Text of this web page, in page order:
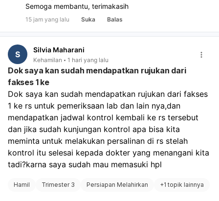
Semoga membantu, terimakasih
15 jam yang lalu Suka Balas
S Silvia Maharani
Kehamilan 1 hari yang lalu
Dok saya kan sudah mendapatkan rujukan dari
fakses 1 ke
Dok saya kan sudah mendapatkan rujukan dari fakses
1 ke rs untuk pemeriksaan lab dan lain nya,dan
mendapatkan jadwal kontrol kembali ke rs tersebut
dan jika sudah kunjungan kontrol apa bisa kita
meminta untuk melakukan persalinan di rs stelah
kontrol itu selesai kepada dokter yang menangani kita
tadi?karna saya sudah mau memasuki hpl
Hamil Trimester 3 Persiapan Melahirkan +1 topik lainnya